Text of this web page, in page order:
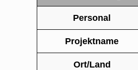
Personal
Projektname
Ort/Land